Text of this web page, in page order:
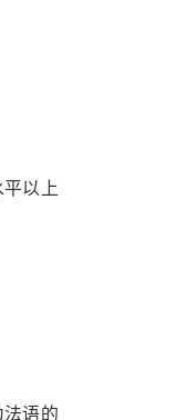
平以上
法语的